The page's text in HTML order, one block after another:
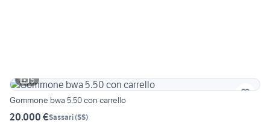
5
Gommone bwa 5.50 con carrello
20.000 €Sassari(SS)